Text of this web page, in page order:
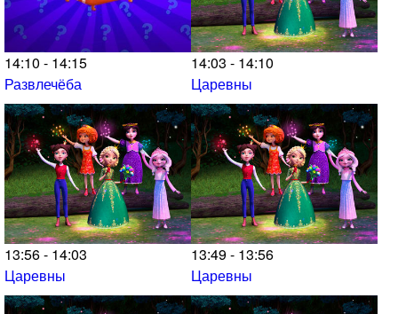
14:10 - 14:15
Развлечёба
14:03 - 14:10
Царевны
13:56 - 14:03
Царевны
13:49 - 13:56
Царевны